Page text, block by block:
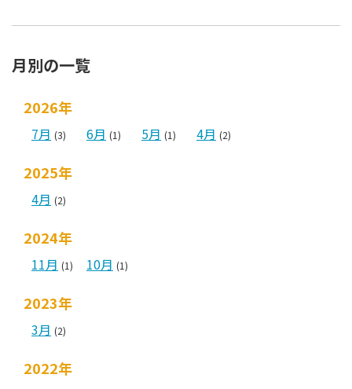
月別の一覧
2026年
7月 (3) 6月 (1) 5月 (1) 4月 (2)
2025年
4月 (2)
2024年
11月 (1) 10月 (1)
2023年
3月 (2)
2022年